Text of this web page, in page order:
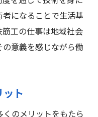
になることで生活基
工の仕事は地域社会
意義を感じながら働
ト